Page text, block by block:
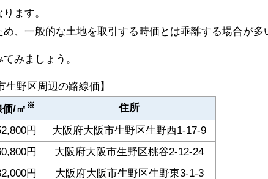
ます。
、一般的な土地を取引する時価とは乖離する場合が多
みましょう。
生野区周辺の路線価】
価/㎡ ※
住所
円
大阪府大阪市生野区生野西1-17-9
円
大阪府大阪市生野区桃谷2-12-24
円
大阪府大阪市生野区生野東3-1-3